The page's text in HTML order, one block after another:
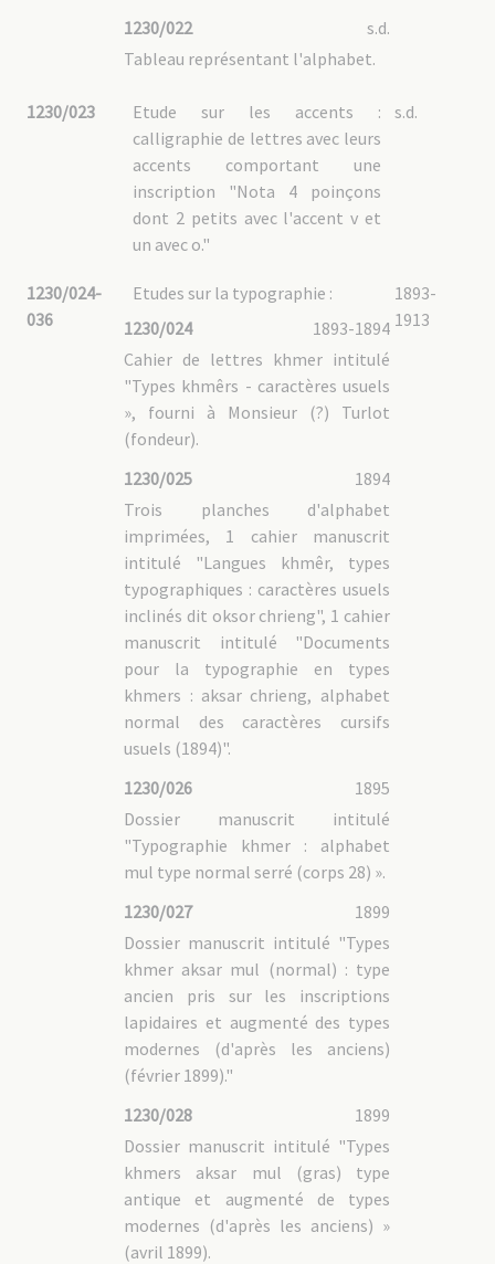
1230/022
s.d.
Tableau représentant l'alphabet.
1230/023 s.d.
Etude sur les accents :
calligraphie de lettres avec leurs
accents comportant une
inscription "Nota 4 poinçons
dont 2 petits avec l'accent v et
un avec o."
1230/024-
036
1893-
1913
Etudes sur la typographie :
1230/024
1893-1894
Cahier de lettres khmer intitulé
"Types khmêrs - caractères usuels
», fourni à Monsieur (?) Turlot
(fondeur).
1230/025
1894
Trois planches d'alphabet
imprimées, 1 cahier manuscrit
intitulé "Langues khmêr, types
typographiques : caractères usuels
inclinés dit oksor chrieng", 1 cahier
manuscrit intitulé "Documents
pour la typographie en types
khmers : aksar chrieng, alphabet
normal des caractères cursifs
usuels (1894)".
1230/026
1895
Dossier manuscrit intitulé
"Typographie khmer : alphabet
mul type normal serré (corps 28) ».
1230/027
1899
Dossier manuscrit intitulé "Types
khmer aksar mul (normal) : type
ancien pris sur les inscriptions
lapidaires et augmenté des types
modernes (d'après les anciens)
(février 1899)."
1230/028
1899
Dossier manuscrit intitulé "Types
khmers aksar mul (gras) type
antique et augmenté de types
modernes (d'après les anciens) »
(avril 1899).